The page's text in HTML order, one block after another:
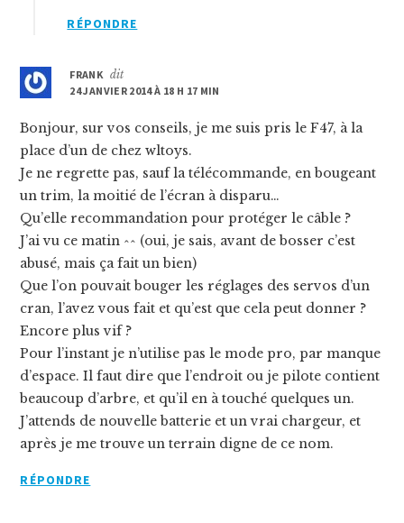
RÉPONDRE
FRANK dit
24 JANVIER 2014 À 18 H 17 MIN
Bonjour, sur vos conseils, je me suis pris le F47, à la
place d’un de chez wltoys.
Je ne regrette pas, sauf la télécommande, en bougeant
un trim, la moitié de l’écran à disparu…
Qu’elle recommandation pour protéger le câble ?
J’ai vu ce matin ^^ (oui, je sais, avant de bosser c’est
abusé, mais ça fait un bien)
Que l’on pouvait bouger les réglages des servos d’un
cran, l’avez vous fait et qu’est que cela peut donner ?
Encore plus vif ?
Pour l’instant je n’utilise pas le mode pro, par manque
d’espace. Il faut dire que l’endroit ou je pilote contient
beaucoup d’arbre, et qu’il en à touché quelques un.
J’attends de nouvelle batterie et un vrai chargeur, et
après je me trouve un terrain digne de ce nom.
RÉPONDRE